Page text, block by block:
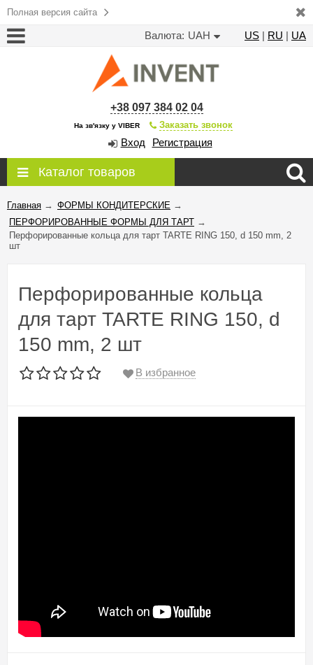
Полная версия сайта
Валюта: UAH US | RU | UA
+38 097 384 02 04
На зв'язку у VIBER Заказать звонок
Вход Регистрация
Каталог товаров
Главная → ФОРМЫ КОНДИТЕРСКИЕ →
ПЕРФОРИРОВАННЫЕ ФОРМЫ ДЛЯ ТАРТ →
Перфорированные кольца для тарт TARTE RING 150, d 150 mm, 2
шт
Перфорированные кольца
для тарт TARTE RING 150, d
150 mm, 2 шт
В избранное